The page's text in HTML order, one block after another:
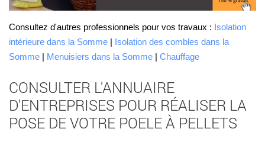
Consultez d'autres professionnels pour vos travaux : Isolation
intérieure dans la Somme | Isolation des combles dans la
Somme | Menuisiers dans la Somme | Chauffage
CONSULTER L'ANNUAIRE
D'ENTREPRISES POUR RÉALISER LA
POSE DE VOTRE POELE À PELLETS